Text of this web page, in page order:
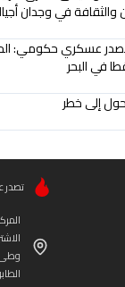
في وجدان
عسكري حكومي:
في البحر
إلى خطر
تصدر
وطى